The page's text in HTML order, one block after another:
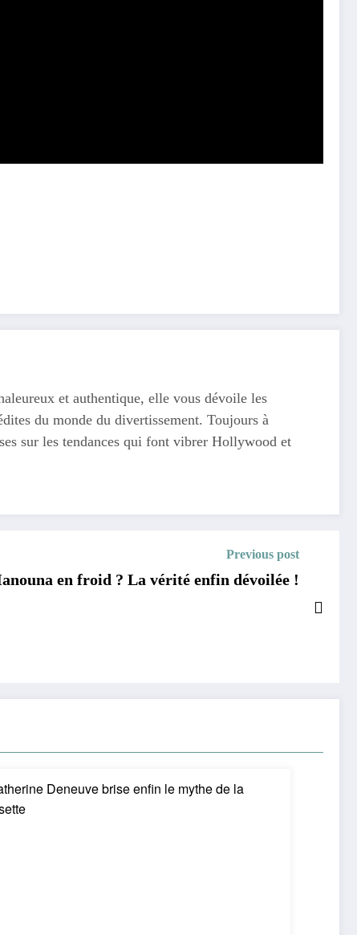
et authentique, elle vous dévoile les
du monde du divertissement. Toujours à
sur les tendances qui font vibrer Hollywood et
Previous post
en froid ? La vérité enfin dévoilée !